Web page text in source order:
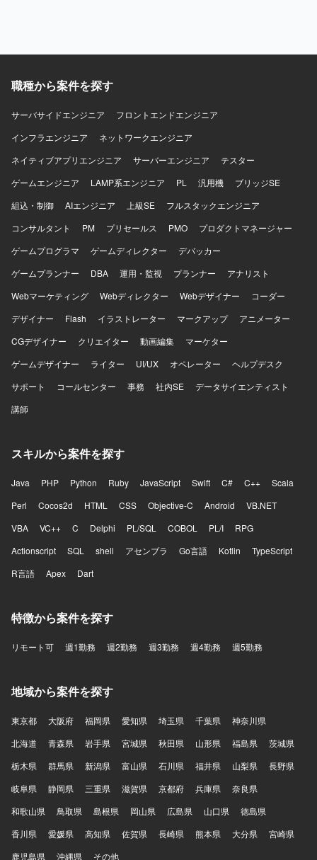
職種から案件を探す
サーバサイドエンジニア
フロントエンドエンジニア
インフラエンジニア
ネットワークエンジニア
ネイティブアプリエンジニア
サーバーエンジニア
テスター
ゲームエンジニア
LAMP系エンジニア PL 汎用機
ブリッジSE
組込・制御
AIエンジニア 上級SE
フルスタックエンジニア
コンサルタント
PM プリセールス PMO
プロダクトマネージャー
ゲームプログラマ
ゲームディレクター
デバッカー
ゲームプランナー
DBA 運用・監視 プランナー
アナリスト
Webマーケティング
Webディレクター Webデザイナー
コーダー
デザイナー
Flash イラストレーター マークアップ
アニメーター
CGデザイナー
クリエイター 動画編集
マーケター
ゲームデザイナー
ライター UI/UX オペレーター
ヘルプデスク
サポート
コールセンター 事務 社内SE
データサイエンティスト
講師
スキルから案件を探す
Java PHP Python Ruby JavaScript Swift C# C++
Scala
Perl
Cocos2d HTML CSS Objective-C Android
VB.NET
VBA
VC++ C Delphi PL/SQL COBOL PL/I
RPG
Actionscript
SQL shell アセンブラ Go言語 Kotlin
TypeScript
R言語
Apex Dart
特徴から案件を探す
リモート可 週1勤務 週2勤務 週3勤務 週4勤務 週5勤務
地域から案件を探す
東京都 大阪府 福岡県 愛知県 埼玉県 千葉県
神奈川県
北海道
青森県 岩手県 宮城県 秋田県 山形県 福島県
茨城県
栃木県
群馬県 新潟県 富山県 石川県 福井県 山梨県
長野県
岐阜県
静岡県 三重県 滋賀県 京都府 兵庫県
奈良県
和歌山県
鳥取県 島根県 岡山県 広島県 山口県
徳島県
香川県
愛媛県 高知県 佐賀県 長崎県 熊本県 大分県
宮崎県
鹿児島県
沖縄県 その他